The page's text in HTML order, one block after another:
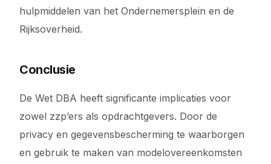
hulpmiddelen van het Ondernemersplein en de
Rijksoverheid.
Conclusie
De Wet DBA heeft significante implicaties voor
zowel zzp’ers als opdrachtgevers. Door de
privacy en gegevensbescherming te waarborgen
en gebruik te maken van modelovereenkomsten